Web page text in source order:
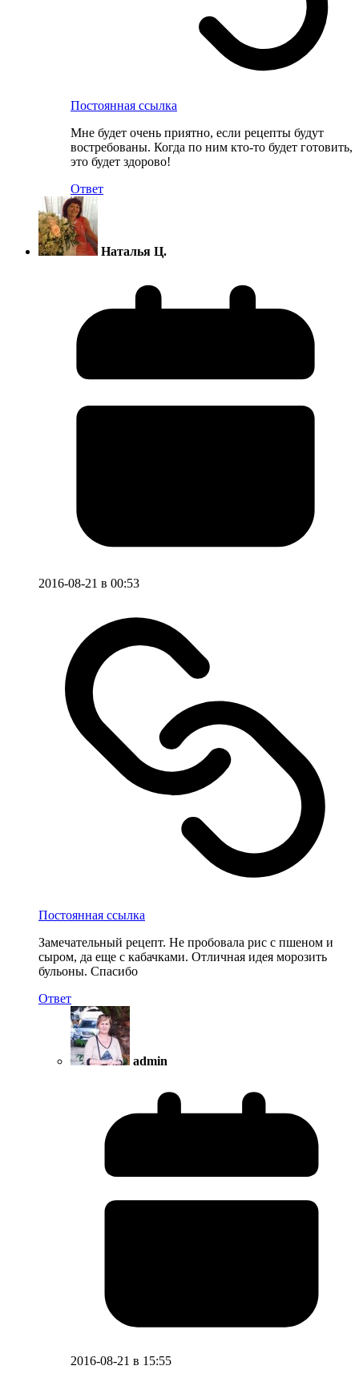
Постоянная ссылка
Мне будет очень приятно, если рецепты будут
востребованы. Когда по ним кто-то будет готовить,
это будет здорово!
Ответ
Наталья Ц.
2016-08-21 в 00:53
Постоянная ссылка
Замечательный рецепт. Не пробовала рис с пшеном и
сыром, да еще с кабачками. Отличная идея морозить
бульоны. Спасибо
Ответ
admin
2016-08-21 в 15:55